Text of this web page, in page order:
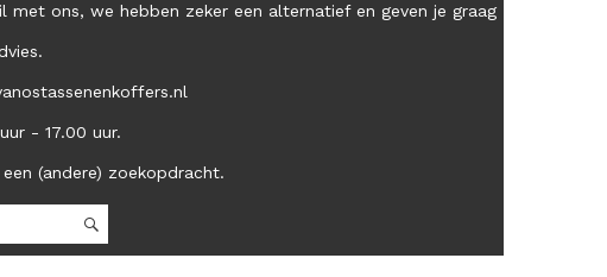
ons, we hebben zeker een alternatief en geven je graag
- 17.00 uur.
(andere) zoekopdracht.